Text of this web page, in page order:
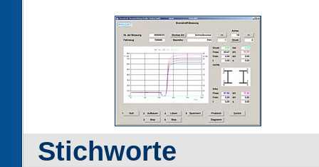
Stichworte